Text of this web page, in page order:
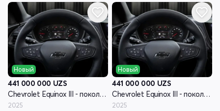
Новый
441 000 000 UZS
Chevrolet Equinox III - поколение рестайлинг
2025
Новый
441 000 000 UZS
Chevrolet Equinox III - поколение рестайлинг
2025